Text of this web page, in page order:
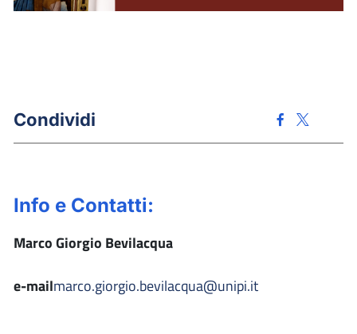
Condividi
Info e Contatti:
Marco Giorgio Bevilacqua
e-mailmarco.giorgio.bevilacqua@unipi.it